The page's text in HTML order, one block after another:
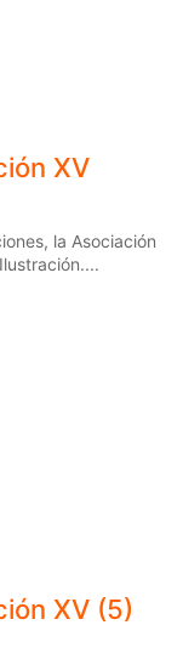
XV
la Asociación
XV (5)